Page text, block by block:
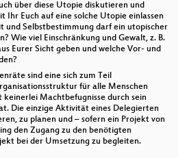
über diese Utopie diskutieren und
Ihr Euch auf eine solche Utopie einlassen
und Selbstbestimmung darf ein utopischer
Wie viel Einschränkung und Gewalt, z. B.
Eurer Sicht geben und welche Vor- und
sind eine sich zum Teil
für alle Menschen
Machtbefugnisse durch sein
Die einzige Aktivität eines Delegierten
zu planen und – sofern ein Projekt von
den Zugang zu den benötigten
bei der Umsetzung zu begleiten.